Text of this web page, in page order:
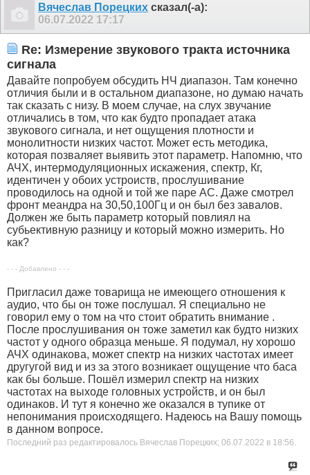
Вячеслав Порецких сказал(-а):
06.07.2022 17:17
Re: Измерение звукового тракта источника
сигнала
Давайте попробуем обсудить НЧ диапазон. Там конечно
отличия были и в остальном диапазоне, но думаю начать
так сказать с низу. В моем случае, на слух звучание
отличались в том, что как будто пропадает атака
звукового сигнала, и нет ощущения плотности и
монолитности низких частот. Может есть методика,
которая позваляет выявить этот параметр. Напомню, что
АЧХ, интермодуляционных искажения, спектр, Кг,
идентичен у обоих устроиств, прослушивание
проводилось на одной и той же паре АС. Даже смотрел
фронт меандра на 30,50,100Гц и он был без завалов.
Должен же быть параметр который повлиял на
субьективную разницу и который можно измерить. Но
как?
- - - Добавлено - - -
Пригласил даже товарища не имеющего отношения к
аудио, что бы он тоже послушал. Я специально не
говорил ему о том на что стоит обратить внимание .
После прослушивания он тоже заметил как будто низких
частот у одного образца меньше. Я подумал, ну хорошо
АЧХ одинакова, может спектр на низких частотах имеет
другугой вид и из за этого возникает ощущение что баса
как бы больше. Пошёл измерил спектр на низких
частотах на выходе головных устройств, и он был
одинаков. И тут я конечно же оказался в тупике от
непонимания происходящего. Надеюсь на Вашу помощь
в данном вопросе.
Последний раз редактировалось Вячеслав Порецких; 06.07.2022 в 18:56.